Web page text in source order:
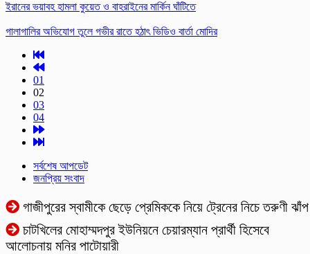
ইরানের ভয়াবহ হামলা কুয়েত ও বাহরাইনের মার্কিন ঘাঁটিতে
গালাগালির অভিযোগ তুলে গভীর রাতে হঠাৎ ভিডিও বার্তা মোদির
01
02
03
04
সর্বশেষ আপডেট
জনপ্রিয় সংবাদ
গাজীপুরের স্বামীকে ছেড়ে প্রেমিককে নিয়ে ট্রেনের নিচে তরুণী ঝাঁপ
চাটখিলের মোহাম্মদপুর ইউনিয়নে চেয়ারম্যান প্রার্থী হিসেবে
আলোচনায় মনির পাটোয়ারী